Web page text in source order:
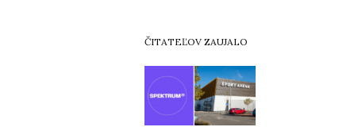
ČITATEĽOV ZAUJALO